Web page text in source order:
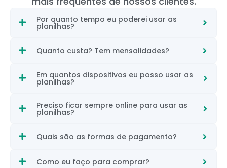
Por quanto tempo eu poderei usar as
planilhas?
Quanto custa? Tem mensalidades?
Em quantos dispositivos eu posso usar as
planilhas?
Preciso ficar sempre online para usar as
planilhas?
Quais são as formas de pagamento?
Como eu faço para comprar?